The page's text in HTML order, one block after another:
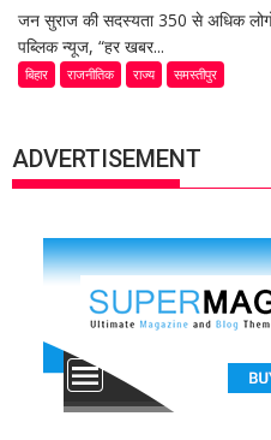
जन सुराज की सदस्यता 350 से अधिक
पब्लिक न्यूज, “हर खबर...
बिहार राजनीतिक राज्य समस्तीपुर
ADVERTISEMENT